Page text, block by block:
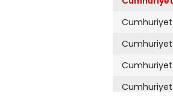
Cumhuriyet
Cumhuriyet
Cumhuriyet